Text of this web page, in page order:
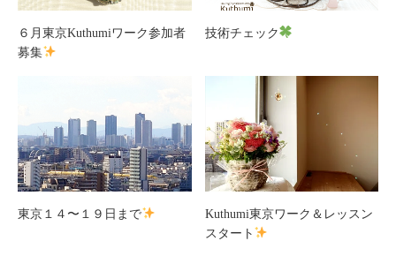
６月東京Kuthumiワーク参加者
募集
技術チェック
東京１４〜１９日まで
Kuthumi東京ワーク＆レッスン
スタート